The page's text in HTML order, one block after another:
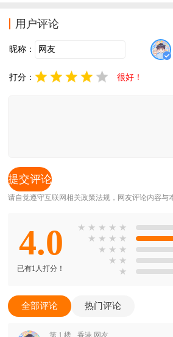
用户评论
昵称：
打分： 很好！
请自觉遵守互联网相关政策法规，网友评论内容与
4.0
已有1人打分！
★ ★ ★ ★ ★
★ ★ ★ ★
★ ★ ★
★ ★
★
全部评论 热门评论
第 1 楼 香港 网友